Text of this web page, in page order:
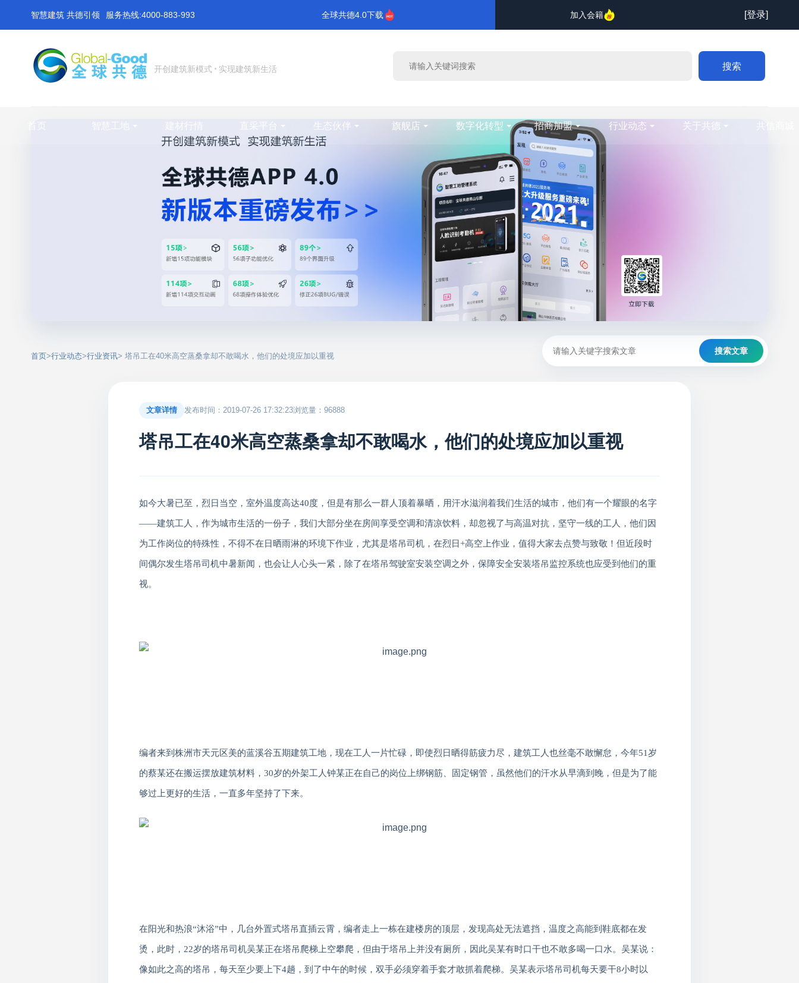
智慧建筑 共德引领 服务热线:4000-883-993 全球共德4.0下载 加入会籍 [登录]
开创建筑新模式 实现建筑新生活 搜索
首页 智慧工地 建材行情 直采平台 生态伙伴 旗舰店 数字化转型 招商加盟 行业动态 关于共德 共信商城
首页>行业动态>行业资讯> 塔吊工在40米高空蒸桑拿却不敢喝水，他们的处境应加以重视
搜索文章
文章详情 发布时间：2019-07-26 17:32:23浏览量：96888
塔吊工在40米高空蒸桑拿却不敢喝水，他们的处境应加以重视
如今大暑已至，烈日当空，室外温度高达40度，但是有那么一群人顶着暴晒，用汗水滋润着我们生活的城市，他们有一个耀眼的名字
——建筑工人，作为城市生活的一份子，我们大部分坐在房间享受空调和清凉饮料，却忽视了与高温对抗，坚守一线的工人，他们因
为工作岗位的特殊性，不得不在日晒雨淋的环境下作业，尤其是塔吊司机，在烈日+高空上作业，值得大家去点赞与致敬！但近段时
间偶尔发生塔吊司机中暑新闻，也会让人心头一紧，除了在塔吊驾驶室安装空调之外，保障安全安装塔吊监控系统也应受到他们的重
视。
编者来到株洲市天元区美的蓝溪谷五期建筑工地 ，现在工人一片忙碌，即使烈日晒得筋疲力尽，建筑工人也丝毫不敢懈怠， 今年51岁
的蔡某还在搬运摆放建筑材料， 30岁的外架工人钟某正在自己的岗位上绑钢筋、固定钢管，虽然他们的汗水从早滴到晚，但是为了能
够过上更好的生活，一直多年坚持了下来。
在阳光和热浪“沐浴”中，几台外置式塔吊直插云霄， 编者走上一栋在建楼房的顶层， 发现高处无法遮挡，温度之高能到鞋底都在发
烫，此时， 22岁的塔吊司机吴某正在塔吊爬梯上空攀爬，但由于塔吊上并没有厕所，因此吴某有时口干也不敢多喝一口水。吴某说：
像如此之高的塔吊，每天至少要上下4趟，到了中午的时候，双手必须穿着手套才敢抓着爬梯。吴某表示塔吊司机每天要干8小时以